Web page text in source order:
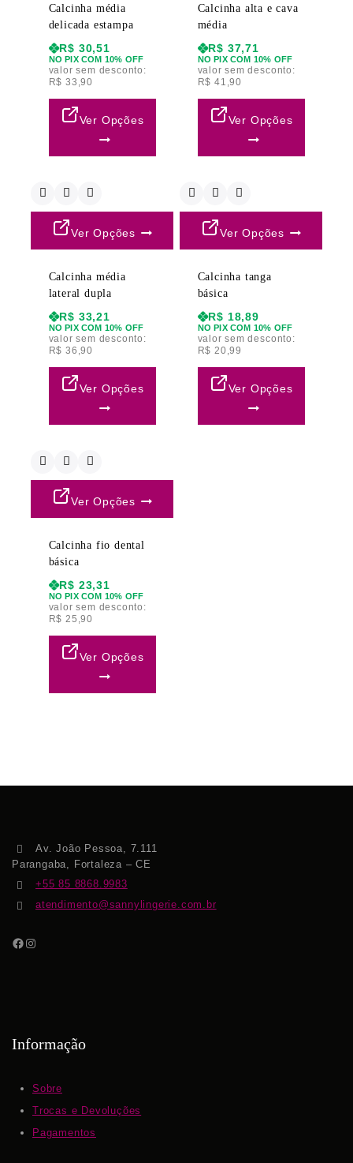
Calcinha média
delicada estampa
R$ 30,51
NO PIX COM 10% OFF
valor sem desconto:
R$ 33,90
Ver Opções
Calcinha alta e cava
média
R$ 37,71
NO PIX COM 10% OFF
valor sem desconto:
R$ 41,90
Ver Opções
Ver Opções
Calcinha média
lateral dupla
R$ 33,21
NO PIX COM 10% OFF
valor sem desconto:
R$ 36,90
Ver Opções
Ver Opções
Calcinha tanga
básica
R$ 18,89
NO PIX COM 10% OFF
valor sem desconto:
R$ 20,99
Ver Opções
Ver Opções
Calcinha fio dental
básica
R$ 23,31
NO PIX COM 10% OFF
valor sem desconto:
R$ 25,90
Ver Opções
Av. João Pessoa, 7.111
Parangaba, Fortaleza – CE
+55 85 8868.9983
atendimento@sannylingerie.com.br
Informação
Sobre
Trocas e Devoluções
Pagamentos